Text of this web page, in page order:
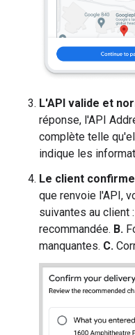
L'API valide et
réponse, l'API
complète telle
indique les
Le client
que renvoie l'API,
suivantes au client :
recommandée. B.
manquantes. C.